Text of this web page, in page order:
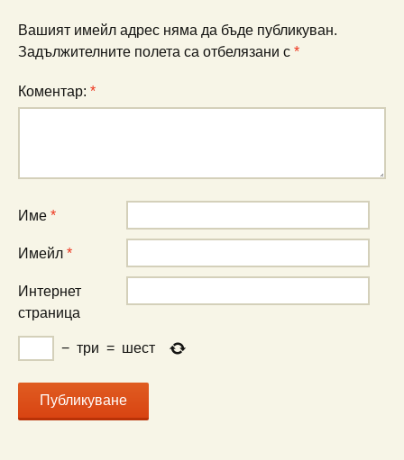
Вашият имейл адрес няма да бъде публикуван.
Задължителните полета са отбелязани с *
Коментар: *
Име *
Имейл *
Интернет
страница
− три = шест